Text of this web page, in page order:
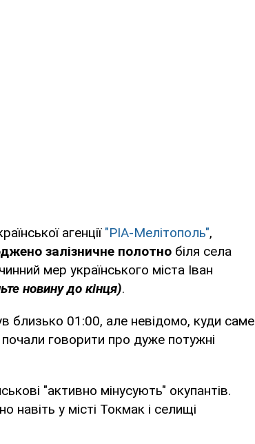
агенції "РІА-Мелітополь",
залізничне полотно біля села
чинний мер українського міста Іван
новину до кінця).
близько 01:00, але невідомо, куди саме
почали говорити про дуже потужні
"активно мінусують" окупантів.
у місті Токмак і селищі